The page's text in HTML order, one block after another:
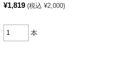
¥1,819 (税込 ¥2,000)
本